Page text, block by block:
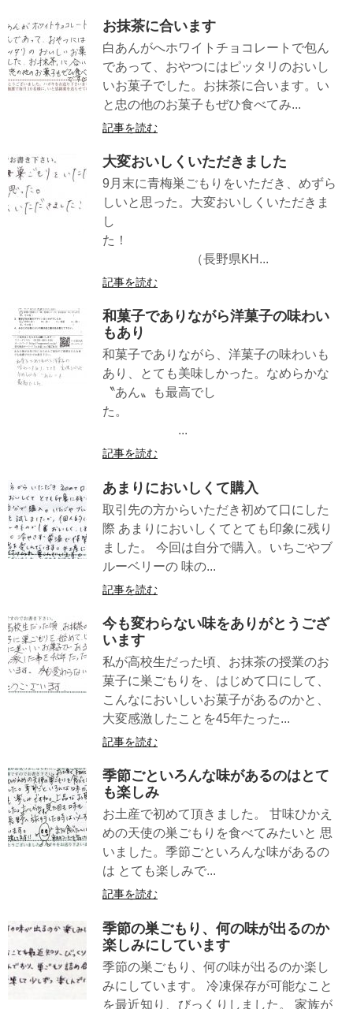
お抹茶に合います
白あんがへホワイトチョコレートで包ん
であって、おやつにはピッタリのおいし
いお菓子でした。お抹茶に合います。い
と忠の他のお菓子もぜひ食べてみ...
記事を読む
大変おいしくいただきました
9月末に青梅巣ごもりをいただき、めずら
しいと思った。大変おいしくいただきま
し
た！
（長野県KH...
記事を読む
和菓子でありながら洋菓子の味わい
もあり
和菓子でありながら、洋菓子の味わいも
あり、とても美味しかった。なめらかな
〝あん〟も最高でし
た。
...
記事を読む
あまりにおいしくて購入
取引先の方からいただき初めて口にした
際 あまりにおいしくてとても印象に残り
ました。 今回は自分で購入。いちごやブ
ルーベリーの 味の...
記事を読む
今も変わらない味をありがとうござ
います
私が高校生だった頃、お抹茶の授業のお
菓子に巣ごもりを、はじめて口にして、
こんなにおいしいお菓子があるのかと、
大変感激したことを45年たった...
記事を読む
季節ごといろんな味があるのはとて
も楽しみ
お土産で初めて頂きました。 甘味ひかえ
めの天使の巣ごもりを食べてみたいと 思
いました。季節ごといろんな味があるの
は とても楽しみで...
記事を読む
季節の巣ごもり、何の味が出るのか
楽しみにしています
季節の巣ごもり、何の味が出るのか楽し
みにしています。 冷凍保存が可能なこと
を最近知り、びっくりしました。 家族が